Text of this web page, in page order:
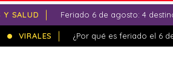
Y SALUD Feriado 6 de agosto: 4
VIRALES ¿Por qué es feriado el 6